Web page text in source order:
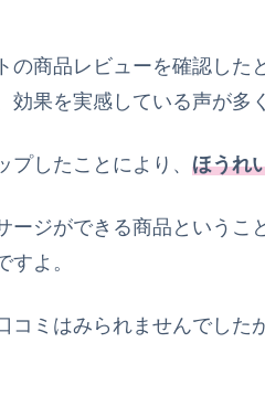
の商品レビューを確認した
効果を実感している声が多
プしたことにより、 ほうれ
ージができる商品というこ
すよ。
コミはみられませんでした